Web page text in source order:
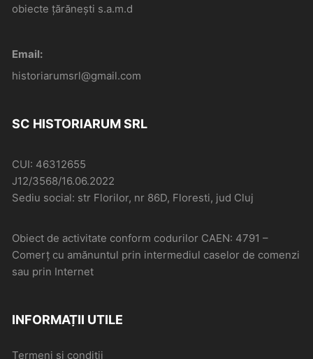
obiecte țărănești s.a.m.d
Email:
historiarumsrl@gmail.com
SC HISTORIARUM SRL
CUI: 46312655
J12/3568/16.06.2022
Sediu social: str Florilor, nr 86D, Floresti, jud Cluj
Obiect de activitate conform codurilor CAEN: 4791 –
Comerţ cu amănuntul prin intermediul caselor de comenzi
sau prin Internet
INFORMAȚII UTILE
Termeni și condiții